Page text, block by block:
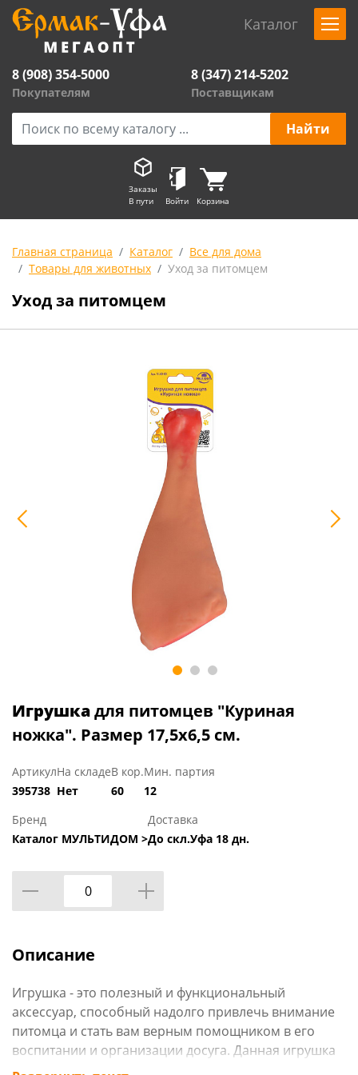
Каталог
8 (908) 354-5000
Покупателям
8 (347) 214-5202
Поставщикам
Заказы
В пути
Войти Корзина
Главная страница Каталог
Все для дома
Товары для животных
Уход за питомцем
Уход за питомцем
Игрушкадля питомцев "Куриная
ножка". Размер 17,5х6,5 см.
Артикул
395738
На складе
Нет
В кор.
60
Мин. партия
12
Бренд
Каталог МУЛЬТИДОМ >
Доставка
До скл.Уфа 18 дн.
Описание
Игрушка - это полезный и функциональный
аксессуар, способный надолго привлечь внимание
питомца и стать вам верным помощником в его
воспитании и организации досуга. Данная игрушка
не сможет оставить равнодушным вашего питомца,